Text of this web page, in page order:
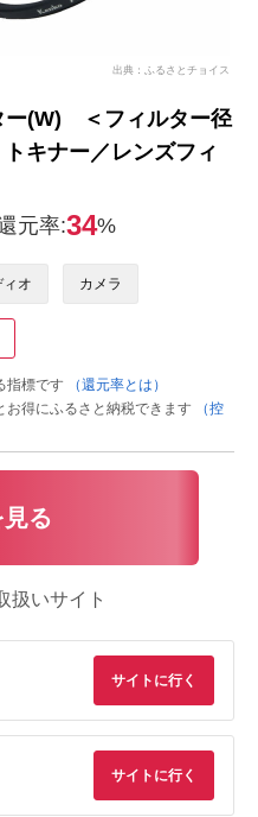
出典：ふるさとチョイス
ー(W) ＜フィルター径
キナー／レンズフィ
元率:34%
ィオ カメラ
指標です
（還元率とは）
得にふるさと納税できます
（控
る
扱いサイト
サイトに行く
サイトに行く